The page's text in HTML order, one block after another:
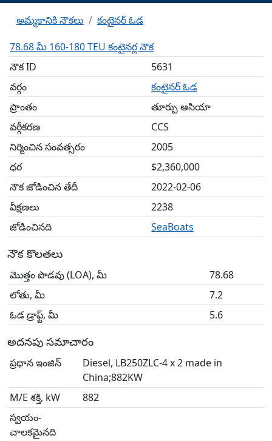
అమ్మకానికి నౌకలు
కంటైనర్ ఓడ
78.68 మీ 160-180 TEU కంటైనర్ల నౌక
నౌక ID
5631
వర్గం
కంటైనర్ ఓడ
ప్రాంతం
తూర్పు ఆసియా
వర్గీకరణ
CCS
నిర్మించిన సంవత్సరం
2005
ధర
$2,360,000
నౌక జోడించిన తేదీ
2022-02-06
వీక్షణలు
2238
జోడించినది
SeaBoats
నౌక కొలతలు
మొత్తం పొడవు (LOA), మీ
78.68
లోతు, మీ
7.2
ఓడ డ్రాఫ్ట్, మీ
5.6
అదనపు సమాచారం
ప్రధాన ఇంజిన్
Diesel, LB250ZLC-4 x 2 made in
China;882KW
M/E శక్తి, kW
882
స్వయం-
చాలకమైనది